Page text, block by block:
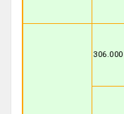
306.000